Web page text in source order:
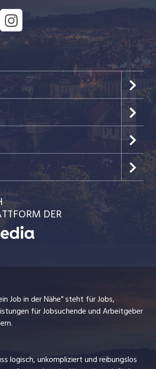
Biel
Jobs
DER
Job in der Nähe” steht für Jobs,
für Jobsuchende und Arbeitgeber
logisch, unkompliziert und reibungslos